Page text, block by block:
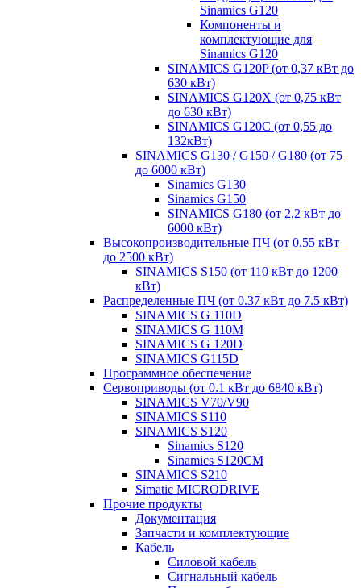
Sinamics G120
Компоненты и
комплектующие для
Sinamics G120
SINAMICS G120P (от 0,37 кВт до
630 кВт)
SINAMICS G120X (от 0,75 кВт
до 630 кВт)
SINAMICS G120C (от 0,55 до
132кВт)
SINAMICS G130 / G150 / G180 (от 75
до 6000 кВт)
Sinamics G130
Sinamics G150
SINAMICS G180 (от 2,2 кВт до
6000 кВт)
Высокопроизводительные ПЧ (от 0.55 кВт
до 2500 кВт)
SINAMICS S150 (от 110 кВт до 1200
кВт)
Распределенные ПЧ (от 0.37 кВт до 7.5 кВт)
SINAMICS G 110D
SINAMICS G 110M
SINAMICS G 120D
SINAMICS G115D
Программное обеспечение
Сервоприводы (от 0.1 кВт до 6840 кВт)
SINAMICS V70/V90
SINAMICS S110
SINAMICS S120
Sinamics S120
Sinamics S120CM
SINAMICS S210
Simatic MICRODRIVE
Прочие продукты
Документация
Запчасти и комплектующие
Кабель
Силовой кабель
Сигнальный кабель